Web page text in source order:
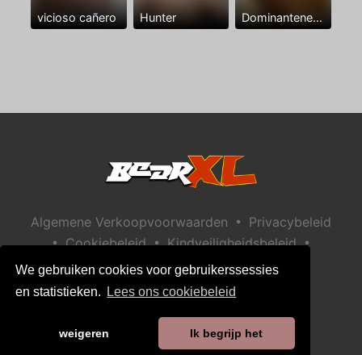
We gebruiken cookies voor gebruikerssessies
en statistieken.
Lees ons cookiebeleid
weigeren Ik begrijp het
vicioso cañero Hunter Dominantenegro ya
Algemene Verkoopvoorwaarden • Privacybeleid
• Cookiebeleid • Kindveiligheidsbeleid •
Help / Contact